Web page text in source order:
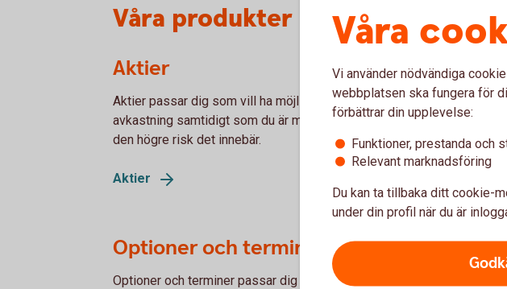
Våra produkter
Aktier
Aktier passar dig som vill ha möjlighet till högre
avkastning samtidigt som du är medveten om
den högre risk det innebär.
Aktier
Optioner och terminer
Optioner och terminer passar dig som vill öka
Ränteplaceringar
med låg risk.
Ränteplaceringar
Warranter
Med warranter
Våra
Vi använder nödvändiga
webbplatsen ska fungera för
förbättrar din upplevelse:
Funktioner, prestanda och
Relevant marknadsföring
Du kan ta tillbaka ditt cookie-
under din profil när du är